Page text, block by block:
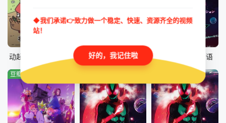
动起来！从前有只猫 数码兽 BEATBREAK 假面骑士ZZZ国语
豆瓣:2.0分
◆我们承诺👉致力做一个稳定、快速、资源齐全的视频
站！
好的，我记住啦